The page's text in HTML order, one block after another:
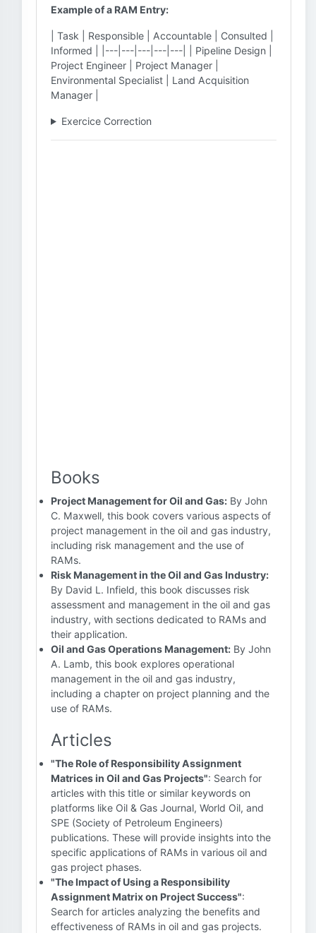
Example of a RAM Entry:
| Task | Responsible | Accountable | Consulted |
Informed | |---|---|---|---|---| | Pipeline Design |
Project Engineer | Project Manager |
Environmental Specialist | Land Acquisition
Manager |
Exercice Correction
Books
Project Management for Oil and Gas: By John
C. Maxwell, this book covers various aspects of
project management in the oil and gas industry,
including risk management and the use of
RAMs.
Risk Management in the Oil and Gas Industry:
By David L. Infield, this book discusses risk
assessment and management in the oil and gas
industry, with sections dedicated to RAMs and
their application.
Oil and Gas Operations Management: By John
A. Lamb, this book explores operational
management in the oil and gas industry,
including a chapter on project planning and the
use of RAMs.
Articles
"The Role of Responsibility Assignment
Matrices in Oil and Gas Projects": Search for
articles with this title or similar keywords on
platforms like Oil & Gas Journal, World Oil, and
SPE (Society of Petroleum Engineers)
publications. These will provide insights into the
specific applications of RAMs in various oil and
gas project phases.
"The Impact of Using a Responsibility
Assignment Matrix on Project Success":
Search for articles analyzing the benefits and
effectiveness of RAMs in oil and gas projects.